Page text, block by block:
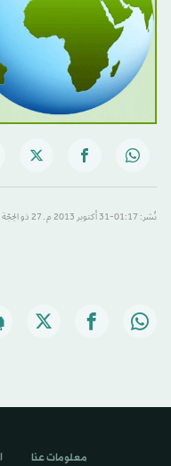
نُشر: 01:17-31 أكتوبر 2013 م ـ 27 ذو الحِجّة 1434 هـ
معلومات عنا